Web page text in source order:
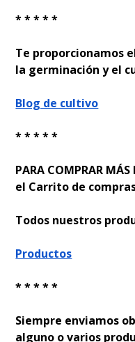
* * * * *
Te proporcionamos
la germinación y el
Blog de cultivo
* * * * *
PARA COMPRAR
el Carrito de
Todos nuestros
Productos
* * * * *
Siempre enviamos
alguno o varios